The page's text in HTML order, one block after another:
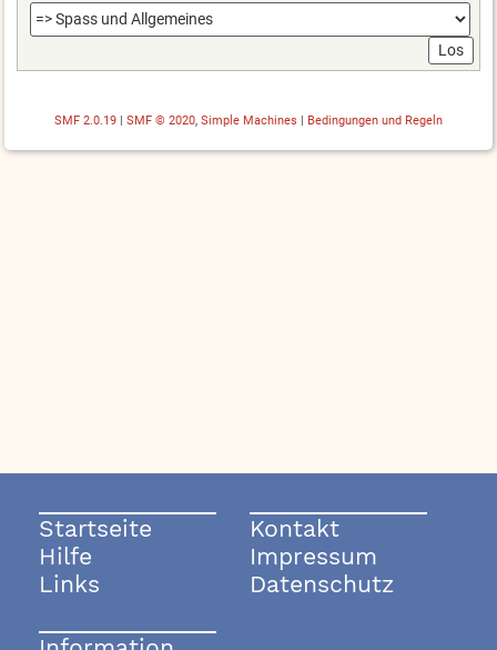
SMF 2.0.19 SMF © 2020, Simple Machines Bedingungen und Regeln
Startseite
Hilfe
Links
Kontakt
Impressum
Datenschutz